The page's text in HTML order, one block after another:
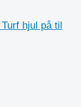
hjul på til